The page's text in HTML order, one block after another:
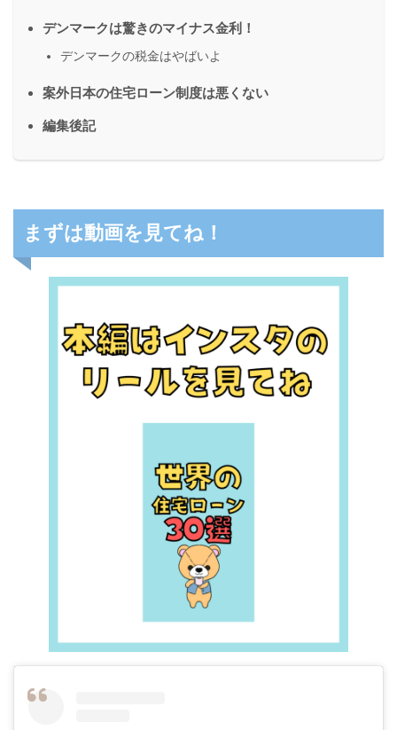
デンマークは驚きのマイナス金利！
デンマークの税金はやばいよ
案外日本の住宅ローン制度は悪くない
編集後記
まずは動画を見てね！